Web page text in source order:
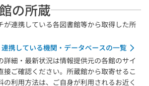
の所蔵
が連携している各図書館等から取得した所
連携している機関・データベースの一覧
詳細・最新状況は情報提供元の各館のサイ
接ご確認ください。所蔵館から取寄せるこ
の利用方法は、ご自身が利用されるお近く